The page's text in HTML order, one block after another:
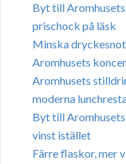
Byt till
prischock på läsk
Minska
Aromhusets
Aromhusets
moderna
Byt till
vinst istället
Färre flaskor, mer